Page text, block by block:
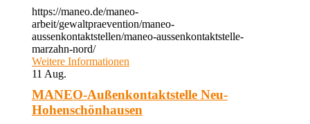
https://maneo.de/maneo-
arbeit/gewaltpraevention/maneo-
aussenkontaktstellen/maneo-aussenkontaktstelle-
marzahn-nord/
Weitere Informationen
11 Aug.
MANEO-Außenkontaktstelle Neu-
Hohenschönhausen